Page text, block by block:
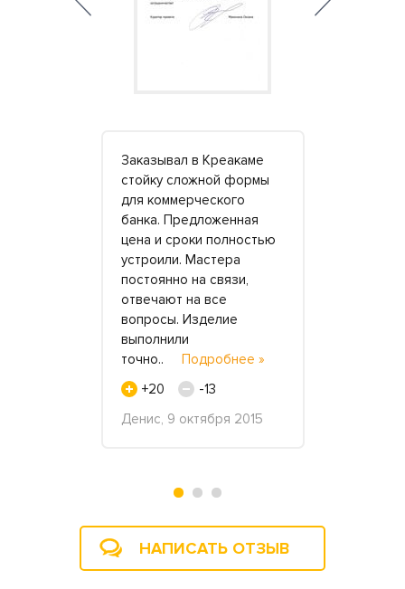
Заказывал в Креакаме
стойку сложной формы
для коммерческого
банка. Предложенная
цена и сроки полностью
устроили. Мастера
постоянно на связи,
отвечают на все
вопросы. Изделие
выполнили
точно.. Подробнее »
+20
-13
Денис, 9 октября 2015
НАПИСАТЬ ОТЗЫВ